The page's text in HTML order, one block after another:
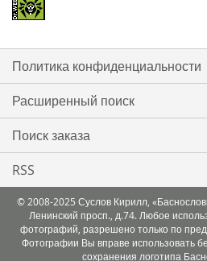
Политика конфиденциальности
Расширенный поиск
Поиск заказа
RSS
© 2008-2025 Суслов Кирилл,
Ленинский просп., д.74. Любое
фотографий, разрешено только по
Фотографии Вы вправе использовать
сохранения логотипа